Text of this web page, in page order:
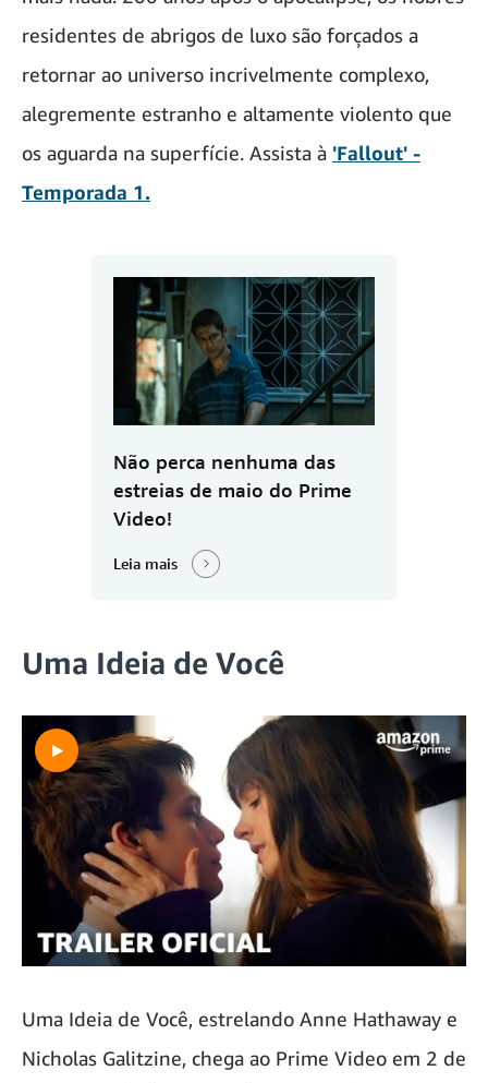
residentes de abrigos de luxo são forçados a
retornar ao universo incrivelmente complexo,
alegremente estranho e altamente violento que
os aguarda na superfície. Assista à 'Fallout' -
Temporada 1.
Não perca nenhuma das
estreias de maio do Prime
Video!
Leia mais
Uma Ideia de Você
Uma Ideia de Você, estrelando Anne Hathaway e
Nicholas Galitzine, chega ao Prime Video em 2 de